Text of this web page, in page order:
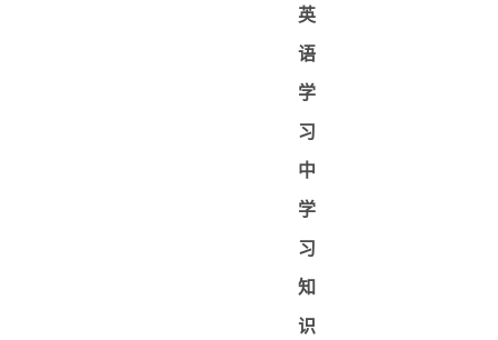
英语阅读中习得本色地道的语言感觉。
Israel: Triumph, Defeat, and Rebirth
以色列：从胜利到失败再到复兴
Newton and the Laws of Nature
英
语
学
习
中
学
习
知
识